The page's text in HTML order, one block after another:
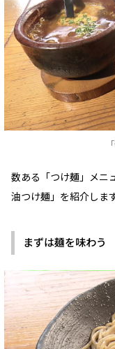
数ある「つけ麺」メニ
油つけ麺」を紹介します
まずは麺を味わう